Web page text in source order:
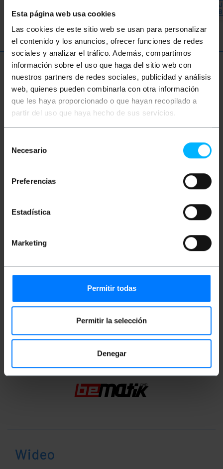
Esta página web usa cookies
Las cookies de este sitio web se usan para personalizar
el contenido y los anuncios, ofrecer funciones de redes
sociales y analizar el tráfico. Además, compartimos
información sobre el uso que haga del sitio web con
nuestros partners de redes sociales, publicidad y análisis
web, quienes pueden combinarla con otra información
que les haya proporcionado o que hayan recopilado a
partir del uso que haya hecho de sus servicios.
Necesario
Preferencias
Estadística
Marketing
Permitir todas
Permitir la selección
Denegar
BĘDZIE ZAPAS
Więcej informacji
Opis
zastosowania w punktach sprzedaży Epson,
DB25-Male na jednym końcu (strona peryferyjna) i
DB9-Female na drugim końcu (strona komputera).
Wymiary produktu (szerokość x głębokość x
wysokość): 15.0 x 14.0 x 2.0 cm
Ilość paczek: 1
Środki w pakiecie: 15.0 x 14.0 x 2.0 cm
Wideo